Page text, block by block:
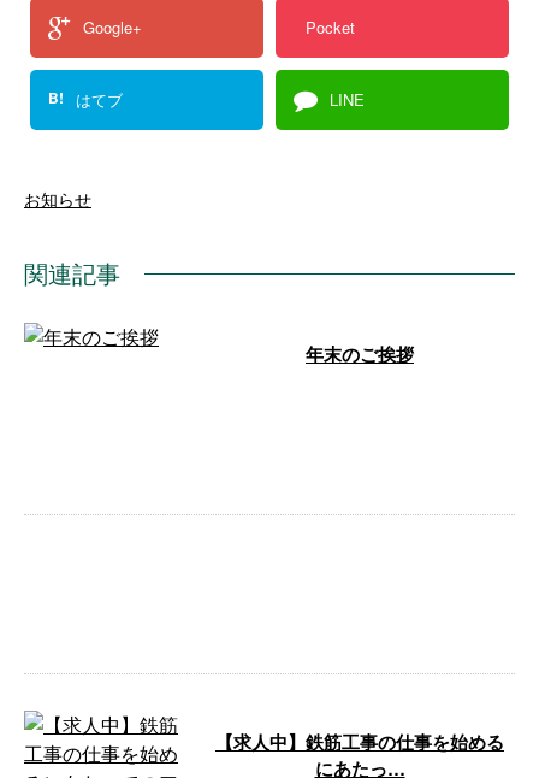
Google+ Pocket
B! はてブ LINE
お知らせ
関連記事
年末のご挨拶
【求人中】鉄筋工事の仕事を始める
にあたっ…